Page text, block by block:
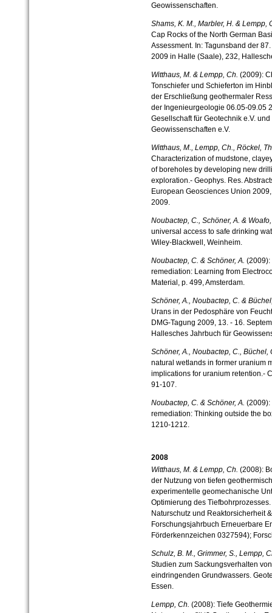
Geowissenschaften.
Shams, K. M., Marbler, H. & Lempp,
Cap Rocks of the North German
Assessment. In: Tagunsband der
2009 in Halle (Saale), 232,
Witthaus, M. & Lempp, Ch. (2009):
Tonschiefer und Schieferton im
der Erschließung geothermaler
der Ingenieurgeologie 06.05-09.05
Gesellschaft für Geotechnik e.V.
Geowissenschaften e.V.
Witthaus, M., Lempp, Ch., Röckel,
Characterization of mudstone,
of boreholes by developing new
exploration.- Geophys. Res.
European Geosciences Union
2009.
Noubactep, C., Schöner, A. &
universal access to safe drinking
Wiley-Blackwell, Weinheim.
Noubactep, C. & Schöner, A. (2009):
remediation: Learning from
Material, p. 499, Amsterdam.
Schöner, A., Noubactep, C. &
Urans in der Pedosphäre von
DMG-Tagung 2009, 13. - 16.
Hallesches Jahrbuch für
Schöner, A., Noubactep, C., Büchel,
natural wetlands in former uranium
implications for uranium retention.-
91-107.
Noubactep, C. & Schöner, A. (2009):
remediation: Thinking outside the
1210-1212.
2008
Witthaus, M. & Lempp, Ch. (2008):
der Nutzung von tiefen
experimentelle geomechanische
Optimierung des
Naturschutz und Reaktorsicherheit
Forschungsjahrbuch Erneuerbare
Förderkennzeichen 0327594);
Schulz, B. M., Grimmer, S., Lempp,
Studien zum Sackungsverhalten
eindringenden Grundwassers.
Essen.
Lempp, Ch. (2008): Tiefe